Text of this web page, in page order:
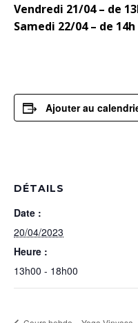
Vendredi 21/04 – de
Samedi 22/04 – de 14h
Ajouter au
DÉTAILS
Date :
20/04/2023
Heure :
13h00 - 18h00